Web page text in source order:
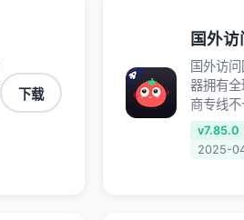
下载
国外
国外访
器拥有
商专线
华人和留
人免除地
v7.85.0
2025-